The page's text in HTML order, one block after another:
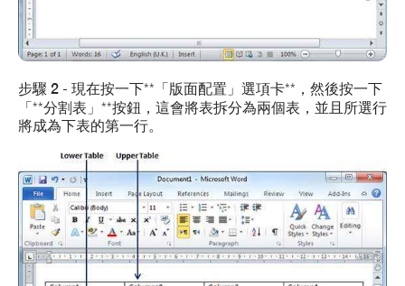
步驟 2 - 現在按一下**「版面配置」選項卡**，然後按一下
「**分割表」**按鈕，這會將表拆分為兩個表，並且所選行
將成為下表的第一行。